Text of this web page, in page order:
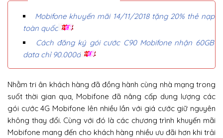
Mobifone khuyến mãi 14/11/2018 tặng 20% thẻ nạp
toàn quốc
Cách đăng ký gói cước C90 Mobifone nhận 60GB
data chỉ 90.000đ
Nhằm tri ân khách hàng đã đồng hành cùng nhà mạng trong
suốt thời gian qua, Mobifone đã nâng cấp dung lượng các
gói cước 4G Mobifone lên nhiều lần với giá cước giữ nguyên
không thay đổi. Cùng với đó là các chương trình khuyến mãi
Mobifone mang đến cho khách hàng nhiều ưu đãi hơn khi trải